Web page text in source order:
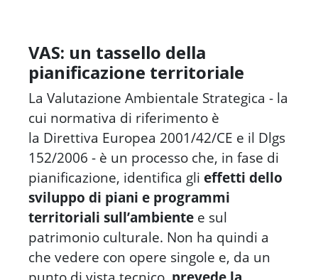
VAS: un tassello della
pianificazione territoriale
La Valutazione Ambientale Strategica - la
cui normativa di riferimento è
la Direttiva Europea 2001/42/CE e il Dlgs
152/2006 - è un processo che, in fase di
pianificazione, identifica glieffetti dello
sviluppo di piani e programmi
territoriali sull’ambiente e sul
patrimonio culturale. Non ha quindi a
che vedere con opere singole e, da un